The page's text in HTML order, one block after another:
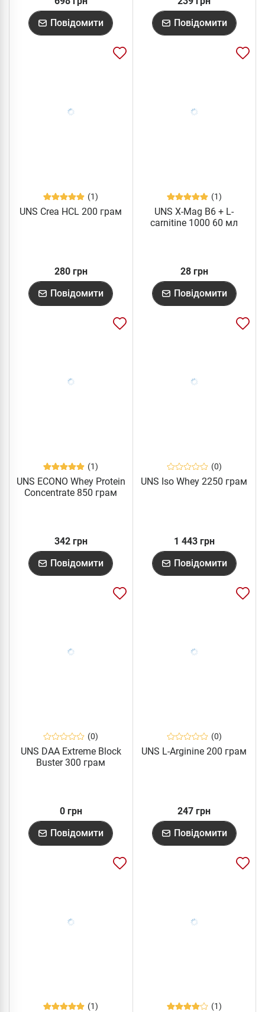
Повідомити
Повідомити
(1)
UNS Crea HCL 200 грам
280 грн
Повідомити
(1)
UNS X-Mag B6 + L-
carnitine 1000 60 мл
28 грн
Повідомити
(1)
UNS ECONO Whey Protein
Concentrate 850 грам
342 грн
Повідомити
(0)
UNS Iso Whey 2250 грам
1 443 грн
Повідомити
(0)
UNS DAA Extreme Block
Buster 300 грам
0 грн
Повідомити
(0)
UNS L-Arginine 200 грам
247 грн
Повідомити
(1) (1)